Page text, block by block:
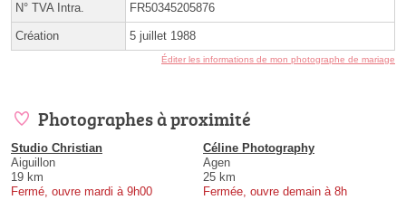
N° TVA Intra. FR50345205876
Création 5 juillet 1988
Éditer les informations de mon photographe de mariage
Photographes à proximité
Studio Christian
Aiguillon
19 km
Fermé, ouvre mardi à 9h00
Céline Photography
Agen
25 km
Fermée, ouvre demain à 8h